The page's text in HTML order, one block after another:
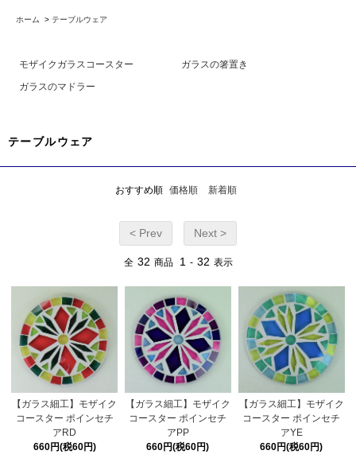
ホーム > テーブルウェア
モザイクガラスコースター
ガラスの箸置き
ガラスのマドラー
テーブルウェア
おすすめ順 価格順 新着順
< Prev Next >
全 32 商品 1 - 32 表示
【ガラス細工】モザイク
コースター ポインセチ
アRD
660円(税60円)
【ガラス細工】モザイク
コースター ポインセチ
アPP
660円(税60円)
【ガラス細工】モザイク
コースター ポインセチ
アYE
660円(税60円)